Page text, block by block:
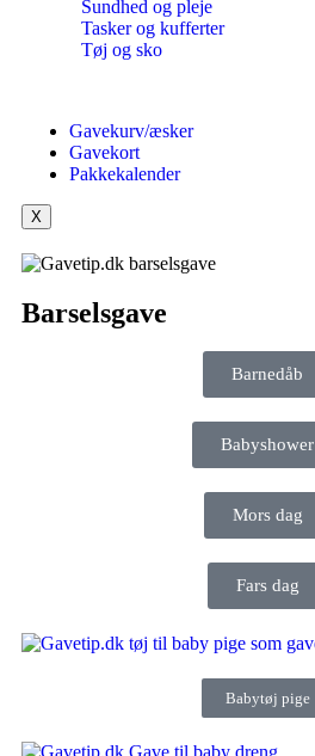
Sundhed og pleje
Tasker og kufferter
Tøj og sko
Gavekurv/æsker
Gavekort
Pakkekalender
X
Barselsgave
Barnedåb
Babyshower
Mors dag
Fars dag
Babytøj pige